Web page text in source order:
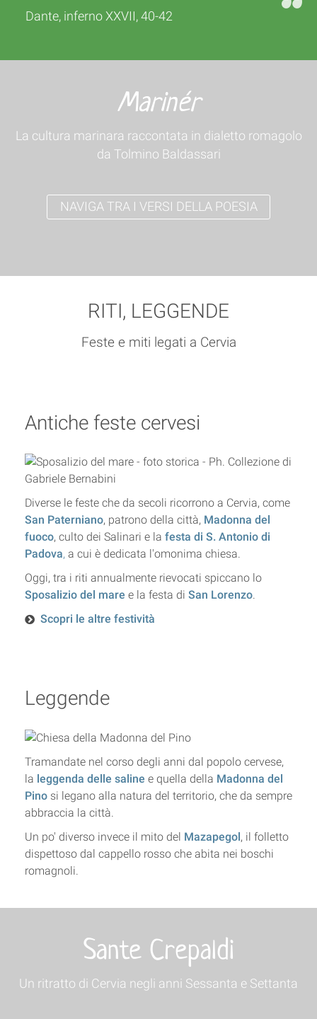
Dante, inferno XXVII, 40-42
Marinér
La cultura marinara raccontata in dialetto romagolo
da Tolmino Baldassari
NAVIGA TRA I VERSI DELLA POESIA
RITI, LEGGENDE
Feste e miti legati a Cervia
Antiche feste cervesi
Diverse le feste che da secoli ricorrono a Cervia, come
San Paterniano, patrono della città, Madonna del
fuoco, culto dei Salinari e la festa di S. Antonio di
Padova, a cui è dedicata l'omonima chiesa
Oggi, tra i riti annualmente rievocati spiccano lo
Sposalizio del mare e la festa di San Lorenzo
Scopri le altre festività
Leggende
Tramandate nel corso degli anni dal popolo cervese,
la leggenda delle saline e quella della Madonna del
Pino si legano alla natura del territorio, che da sempre
abbraccia la città.
Un po' diverso invece il mito del Mazapegol, il folletto
dispettoso dal cappello rosso che abita nei boschi
romagnoli.
Sante Crepaldi
Un ritratto di Cervia negli anni Sessanta e Settanta